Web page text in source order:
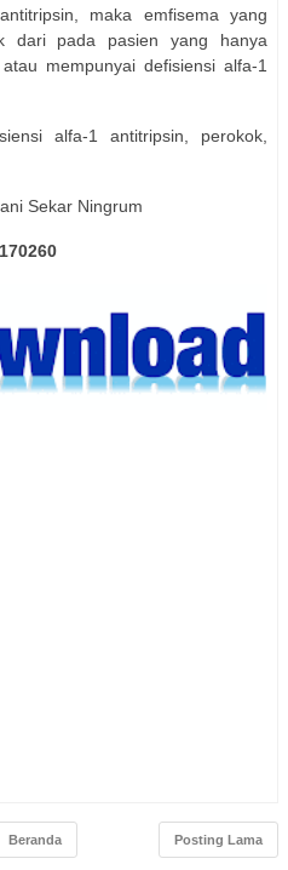
maka emfisema yang
dari pada pasien yang hanya
mempunyai defisiensi alfa-1
alfa-1 antitripsin, perokok,
Sekar Ningrum
Posting Lama
Beranda